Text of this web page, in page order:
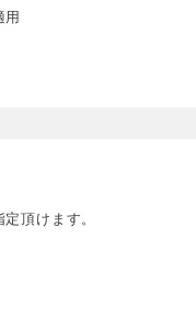
用
頂けます。